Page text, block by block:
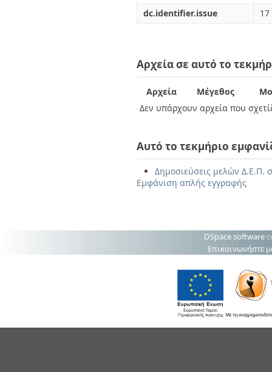
dc.identifier.issue
17
Αρχεία σε αυτό το
Αρχεία Μέγεθος
Δεν υπάρχουν αρχεία που
Αυτό το τεκμήριο
Δημοσιεύσεις μελών Δ.Ε.Π.
Εμφάνιση απλής εγγραφής
DSpace software
Επικοινωνήστε